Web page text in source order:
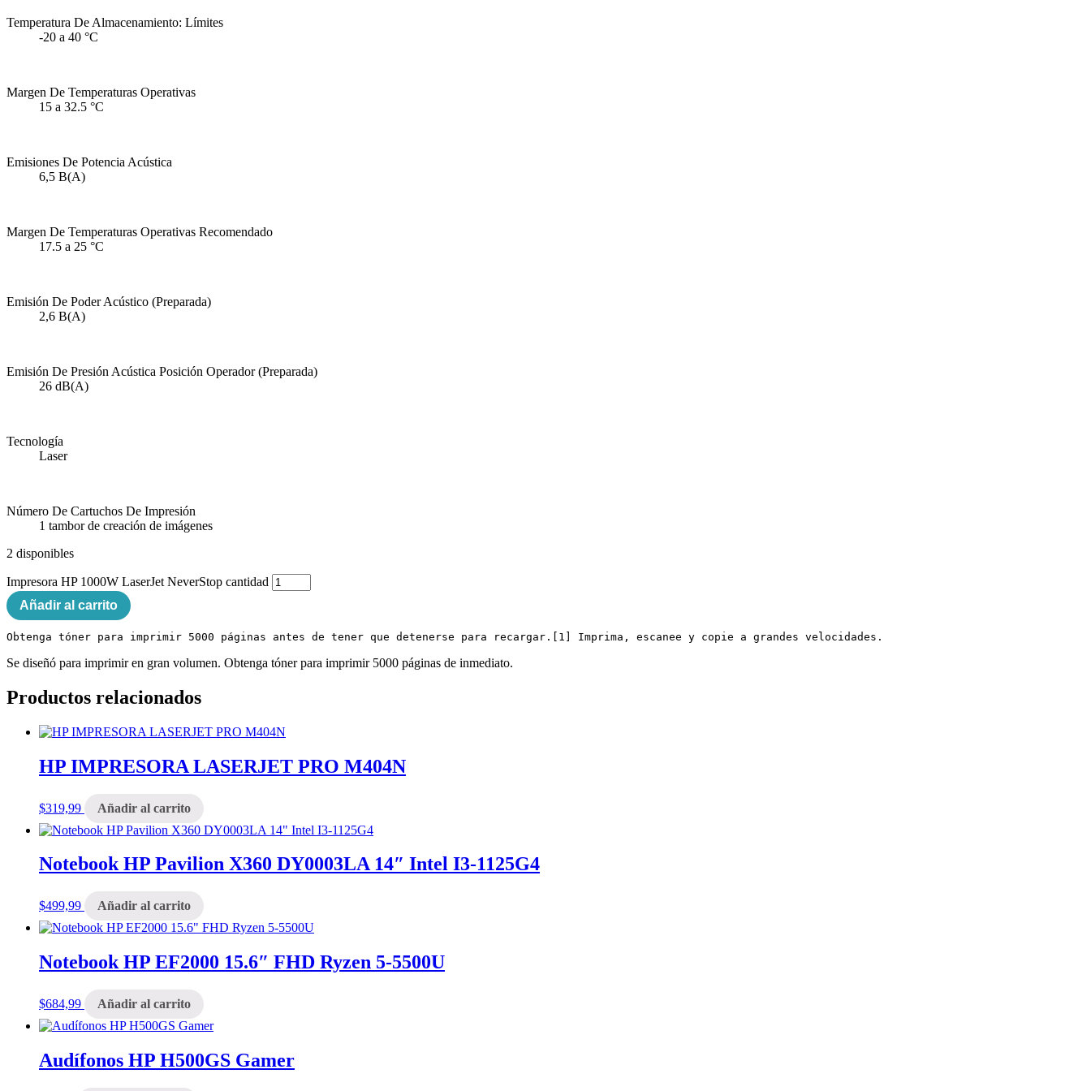
Temperatura De Almacenamiento: Límites
-20 a 40 °C
Margen De Temperaturas Operativas
15 a 32.5 °C
Emisiones De Potencia Acústica
6,5 B(A)
Margen De Temperaturas Operativas Recomendado
17.5 a 25 °C
Emisión De Poder Acústico (Preparada)
2,6 B(A)
Emisión De Presión Acústica Posición Operador (Preparada)
26 dB(A)
Tecnología
Laser
Número De Cartuchos De Impresión
1 tambor de creación de imágenes
2 disponibles
Impresora HP 1000W LaserJet NeverStop cantidad
Añadir al carrito
Obtenga tóner para imprimir 5000 páginas antes de tener que detenerse para recargar.[1] Imprima, escanee y copie a grandes velocidades.
Se diseñó para imprimir en gran volumen. Obtenga tóner para imprimir 5000 páginas de inmediato.
Productos relacionados
HP IMPRESORA LASERJET PRO M404N
$319,99 Añadir al carrito
Notebook HP Pavilion X360 DY0003LA 14″ Intel I3-1125G4
$499,99 Añadir al carrito
Notebook HP EF2000 15.6″ FHD Ryzen 5-5500U
$684,99 Añadir al carrito
Audífonos HP H500GS Gamer